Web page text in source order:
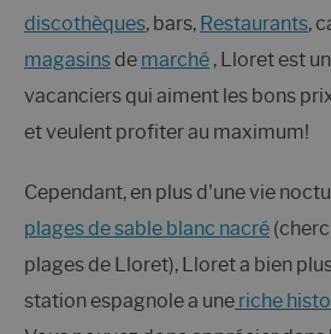
discothèques, bars, Restaurants,
magasins de marché , Lloret est
vacanciers qui aiment les bons
et veulent profiter au maximum!
Cependant, en plus d'une vie
plages de sable blanc nacré
plages de Lloret), Lloret a bien
station espagnole a une riche